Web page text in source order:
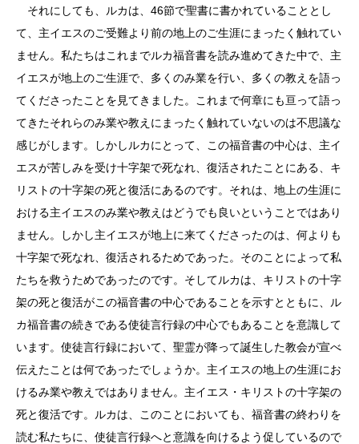
それにしても、ルカは、46節で聖書に書かれていることとし
て、主イエスのご受難より前の地上のご生涯にまったく触れてい
ません。私たちはこれまでルカ福音書を読み進めてきた中で、主
イエスが地上のご生涯で、多くのみ業を行い、多くの教えを語っ
てくださったことを見てきました。これまで何章にも亘って語っ
てきたそれらのみ業や教えにまったく触れていないのは不思議な
感じがします。しかしルカにとって、この福音書の中心は、主イ
エスが苦しみを受け十字架で死なれ、復活されたことにある、キ
リストの十字架の死と復活にあるのです。それは、地上の生涯に
おける主イエスのみ業や教えはどうでも良いということではあり
ません。しかし主イエスが地上に来てくださったのは、何よりも
十字架で死なれ、復活されるためであった。そのことによって私
たちを救うためであったのです。そしてルカは、キリストの十字
架の死と復活がこの福音書の中心であることを示すとともに、ル
カ福音書の続きである使徒言行録の中心でもあることを意識して
います。使徒言行録において、聖霊が降って誕生した教会が宣べ
伝えたことは何であったでしょうか。主イエスの地上の生涯にお
けるみ業や教えではありません。主イエス・キリストの十字架の
死と復活です。ルカは、このことにおいても、福音書の終わりを
読む私たちに、使徒言行録へと意識を向けるよう促しているので